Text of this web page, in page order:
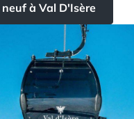
à Val D'Isère